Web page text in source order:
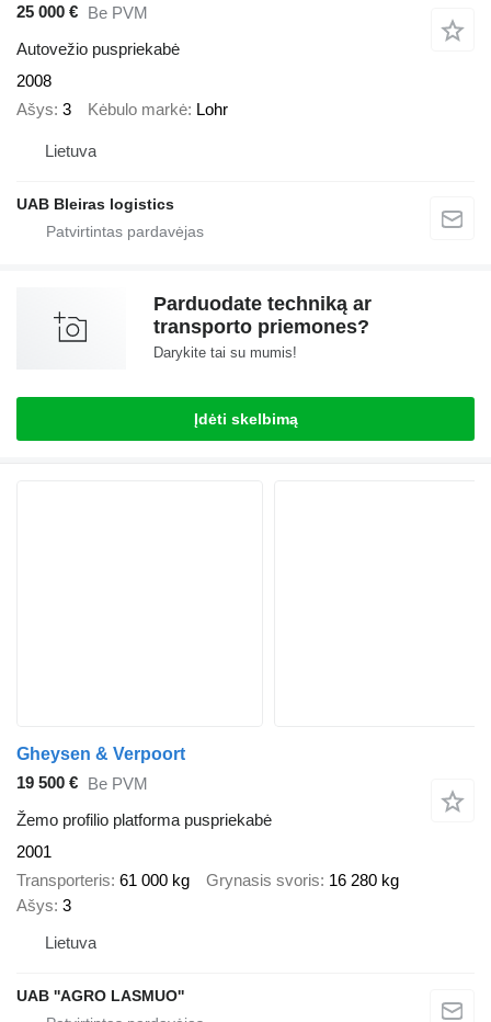
25 000 € Be PVM
Autovežio puspriekabė
2008
Ašys 3 Kėbulo markė Lohr
Lietuva
UAB Bleiras logistics
Parduodate techniką ar
transporto priemones?
Darykite tai su mumis!
Įdėti skelbimą
Gheysen & Verpoort
19 500 € Be PVM
Žemo profilio platforma puspriekabė
2001
Transporteris 61 000 kg Grynasis svoris 16 280 kg
Ašys 3
Lietuva
UAB ''AGRO LASMUO''